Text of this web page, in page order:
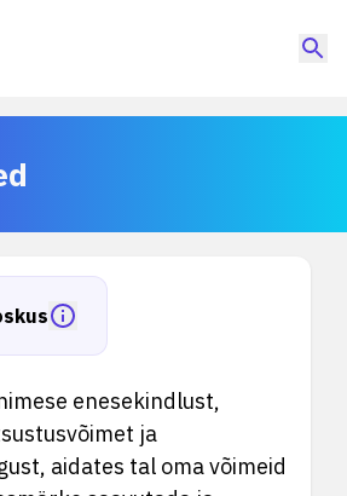
enesekindlust,
ja
aidates tal oma võimeid